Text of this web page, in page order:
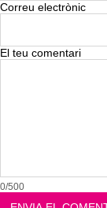
Correu electrònic
El teu comentari
0/500